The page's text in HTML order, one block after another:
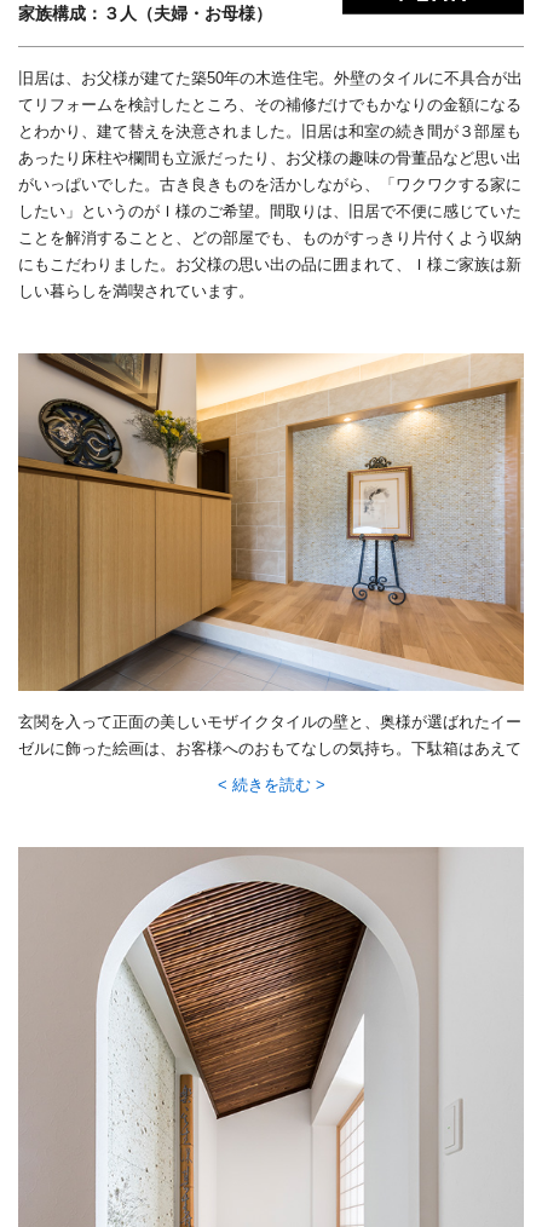
家族構成：３人（夫婦・お母様）
旧居は、お父様が建てた築50年の木造住宅。外壁のタイルに不具合が出
てリフォームを検討したところ、その補修だけでもかなりの金額になる
とわかり、建て替えを決意されました。旧居は和室の続き間が３部屋も
あったり床柱や欄間も立派だったり、お父様の趣味の骨董品など思い出
がいっぱいでした。古き良きものを活かしながら、「ワクワクする家に
したい」というのがＩ様のご希望。間取りは、旧居で不便に感じていた
ことを解消することと、どの部屋でも、ものがすっきり片付くよう収納
にもこだわりました。お父様の思い出の品に囲まれて、Ｉ様ご家族は新
しい暮らしを満喫されています。
玄関を入って正面の美しいモザイクタイルの壁と、奥様が選ばれたイー
ゼルに飾った絵画は、お客様へのおもてなしの気持ち。下駄箱はあえて
低いものにして空間を広く見せつつ、飾り棚としても活用されていま
続きを読む